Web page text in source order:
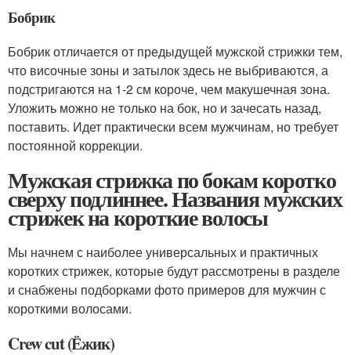
Бобрик
Бобрик отличается от предыдущей мужской стрижки тем,
что височные зоны и затылок здесь не выбриваются, а
подстригаются на 1-2 см короче, чем макушечная зона.
Уложить можно не только на бок, но и зачесать назад,
поставить. Идет практически всем мужчинам, но требует
постоянной коррекции.
Мужская стрижка по бокам коротко
сверху подлиннее. Названия мужских
стрижек на короткие волосы
Мы начнем с наиболее универсальных и практичных
коротких стрижек, которые будут рассмотрены в разделе
и снабжены подборками фото примеров для мужчин с
короткими волосами.
Crew cut (Ёжик)